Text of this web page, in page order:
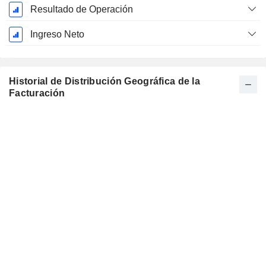
Resultado de Operación
Ingreso Neto
Historial de Distribución Geográfica de la
Facturación